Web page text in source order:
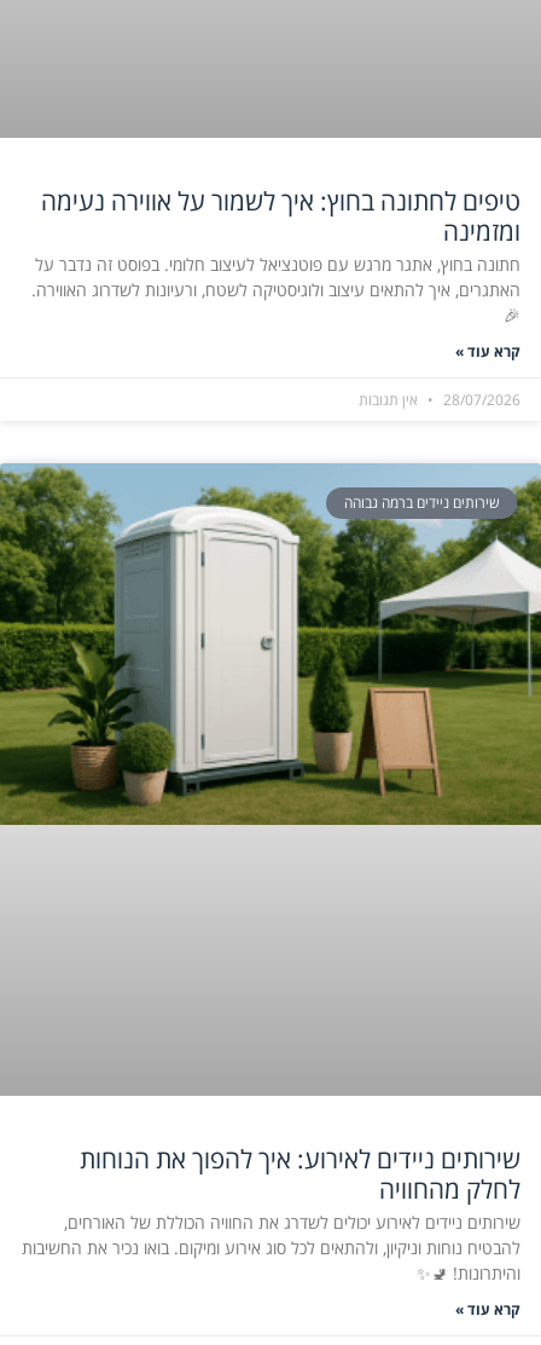
טיפים לחתונה בחוץ: איך לשמור על אווירה נעימה
ומזמינה
חתונה בחוץ, אתגר מרגש עם פוטנציאל לעיצוב חלומי. בפוסט זה נדבר על
האתגרים, איך להתאים עיצוב ולוגיסטיקה לשטח, ורעיונות לשדרוג האווירה.
🎉
קרא עוד »
28/07/2026 אין תגובות
שירותים ניידים ברמה גבוהה
שירותים ניידים לאירוע: איך להפוך את הנוחות
לחלק מהחוויה
שירותים ניידים לאירוע יכולים לשדרג את החוויה הכוללת של האורחים,
להבטיח נוחות וניקיון, ולהתאים לכל סוג אירוע ומיקום. בואו נכיר את החשיבות
והיתרונות! 🚽✨
קרא עוד »